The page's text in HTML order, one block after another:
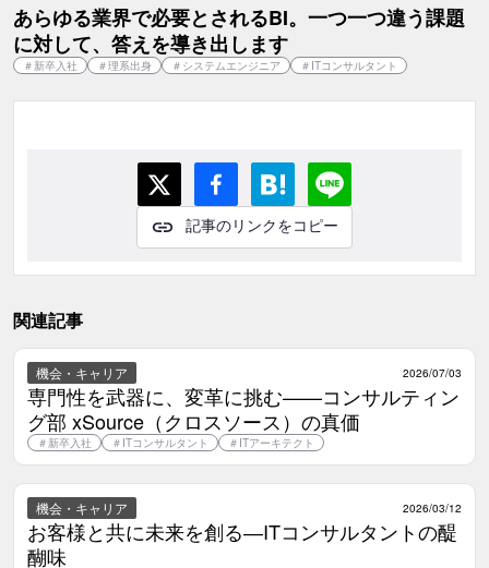
あらゆる業界で必要とされるBI。一つ一つ違う課題
に対して、答えを導き出します
＃新卒入社 ＃理系出身 ＃ システムエンジニア ＃ ITコンサルタント
記事のリンクをコピー
関連記事
機会・キャリア 2026/07/03
専門性を武器に、変革に挑む——コンサルティン
グ部 xSource（クロスソース）の真価
＃新卒入社 ＃ ITコンサルタント ＃ ITアーキテクト
機会・キャリア 2026/03/12
お客様と共に未来を創る―ITコンサルタントの醍
醐味